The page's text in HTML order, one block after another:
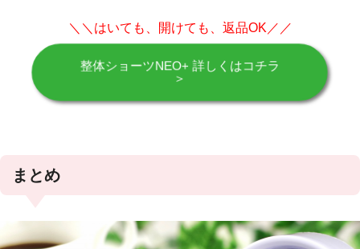
＼＼はいても、開けても、返品OK／／
整体ショーツNEO+ 詳しくはコチラ
＞
まとめ